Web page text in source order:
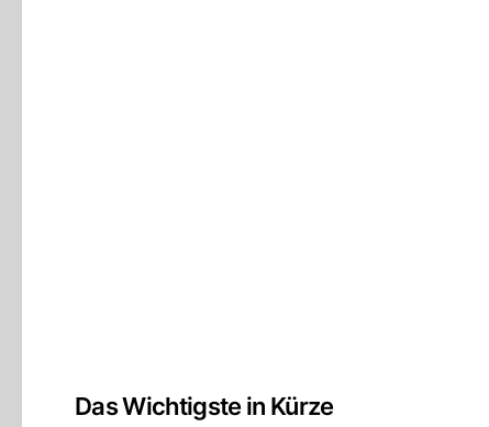
Das Wichtigste in Kürze